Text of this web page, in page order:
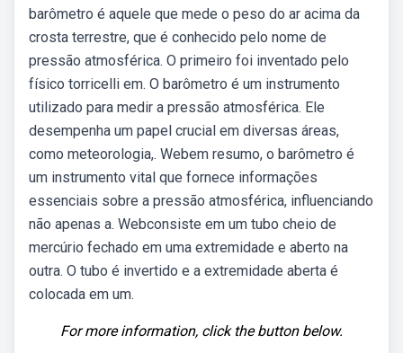
barômetro é aquele que mede o peso do ar acima da
crosta terrestre, que é conhecido pelo nome de
pressão atmosférica. O primeiro foi inventado pelo
físico torricelli em. O barômetro é um instrumento
utilizado para medir a pressão atmosférica. Ele
desempenha um papel crucial em diversas áreas,
como meteorologia,. Webem resumo, o barômetro é
um instrumento vital que fornece informações
essenciais sobre a pressão atmosférica, influenciando
não apenas a. Webconsiste em um tubo cheio de
mercúrio fechado em uma extremidade e aberto na
outra. O tubo é invertido e a extremidade aberta é
colocada em um.
For more information, click the button below.